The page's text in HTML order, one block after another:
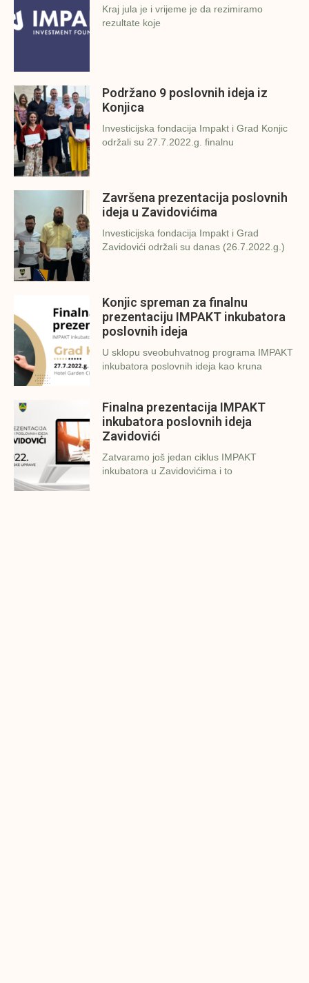
Kraj jula je i vrijeme je da rezimiramo
rezultate koje
Podržano 9 poslovnih ideja iz
Konjica
Investicijska fondacija Impakt i Grad Konjic
održali su 27.7.2022.g. finalnu
Završena prezentacija poslovnih
ideja u Zavidovićima
Investicijska fondacija Impakt i Grad
Zavidovići održali su danas (26.7.2022.g.)
Konjic spreman za finalnu
prezentaciju IMPAKT inkubatora
poslovnih ideja
U sklopu sveobuhvatnog programa IMPAKT
inkubatora poslovnih ideja kao kruna
Finalna prezentacija IMPAKT
inkubatora poslovnih ideja
Zavidovići
Zatvaramo još jedan ciklus IMPAKT
inkubatora u Zavidovićima i to